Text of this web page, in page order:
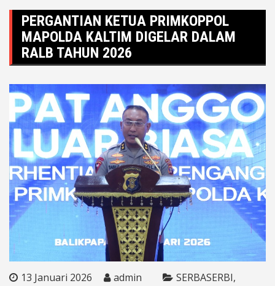
PERGANTIAN KETUA PRIMKOPPOL
MAPOLDA KALTIM DIGELAR DALAM
RALB TAHUN 2026
13 Januari 2026 admin
SERBASERBI